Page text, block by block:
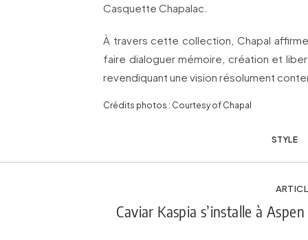
Casquette Chapalac.
À travers cette collection, Chapal
faire dialoguer mémoire, création et
revendiquant une vision résolument
Crédits photos : Courtesy of Chapal
STYLE
Caviar Kaspia s’installe à